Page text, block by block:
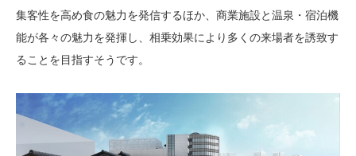
集客性を高め食の魅力を発信するほか、商業施設と温泉・宿泊機
能が各々の魅力を発揮し、相乗効果により多くの来場者を誘致す
ることを目指すそうです。